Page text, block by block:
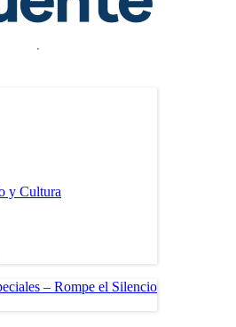
.
y Cultura
– Rompe el Silencio